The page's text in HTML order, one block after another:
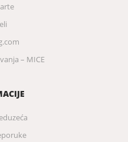
– MICE